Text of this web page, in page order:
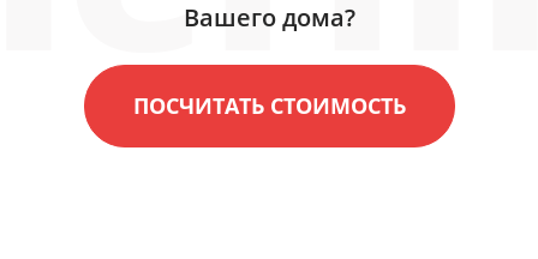
Вашего дома?
ПОСЧИТАТЬ СТОИМОСТЬ